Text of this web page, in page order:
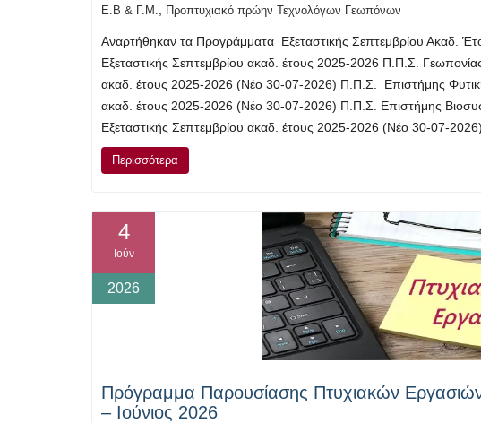
Ε.Β & Γ.Μ., Προπτυχιακό πρώην Τεχνολόγων Γεωπόνων
Αναρτήθηκαν τα Προγράμματα Εξεταστικής Σεπτεμβρίου Ακαδ.
Εξεταστικής Σεπτεμβρίου ακαδ. έτους 2025-2026 Π.Π.Σ.
ακαδ. έτους 2025-2026 (Νέο 30-07-2026) Π.Π.Σ. Επιστήμης
ακαδ. έτους 2025-2026 (Νέο 30-07-2026) Π.Π.Σ. Επιστήμης
Εξεταστικής Σεπτεμβρίου ακαδ. έτους 2025-2026 (Νέο 30-07-
Περισσότερα
4
Ιούν
2026
Πρόγραμμα Παρουσίασης Πτυχιακών
– Ιούνιος 2026